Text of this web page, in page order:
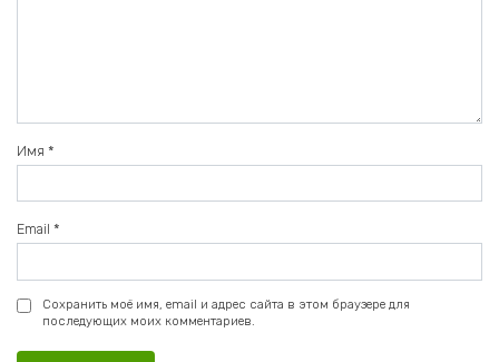
Имя *
Email *
Сохранить моё имя, email и адрес сайта в этом браузере для
последующих моих комментариев.